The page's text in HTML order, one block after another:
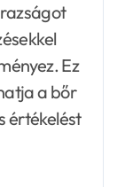
Ez
a bőr
értékelést